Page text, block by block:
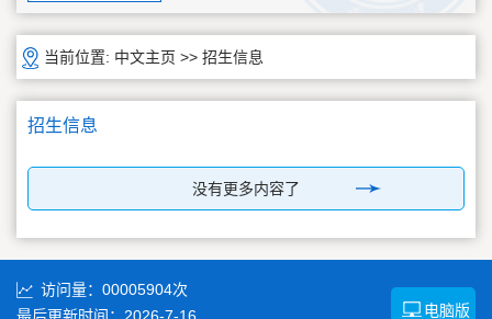
当前位置: 中文主页 >> 招生信息
招生信息
没有更多内容了
访问量： 00005904次
电脑版